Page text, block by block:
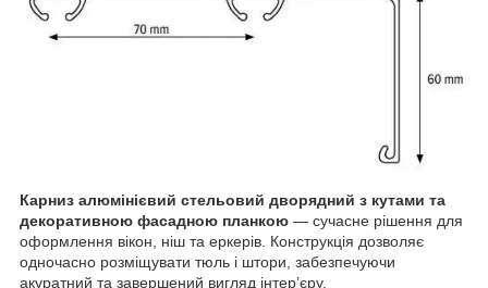
Карниз алюмінієвий стельовий дворядний з кутами та
декоративною фасадною планкою — сучасне рішення для
оформлення вікон, ніш та еркерів. Конструкція дозволяє
одночасно розміщувати тюль і штори, забезпечуючи
акуратний та завершений вигляд інтер’єру.